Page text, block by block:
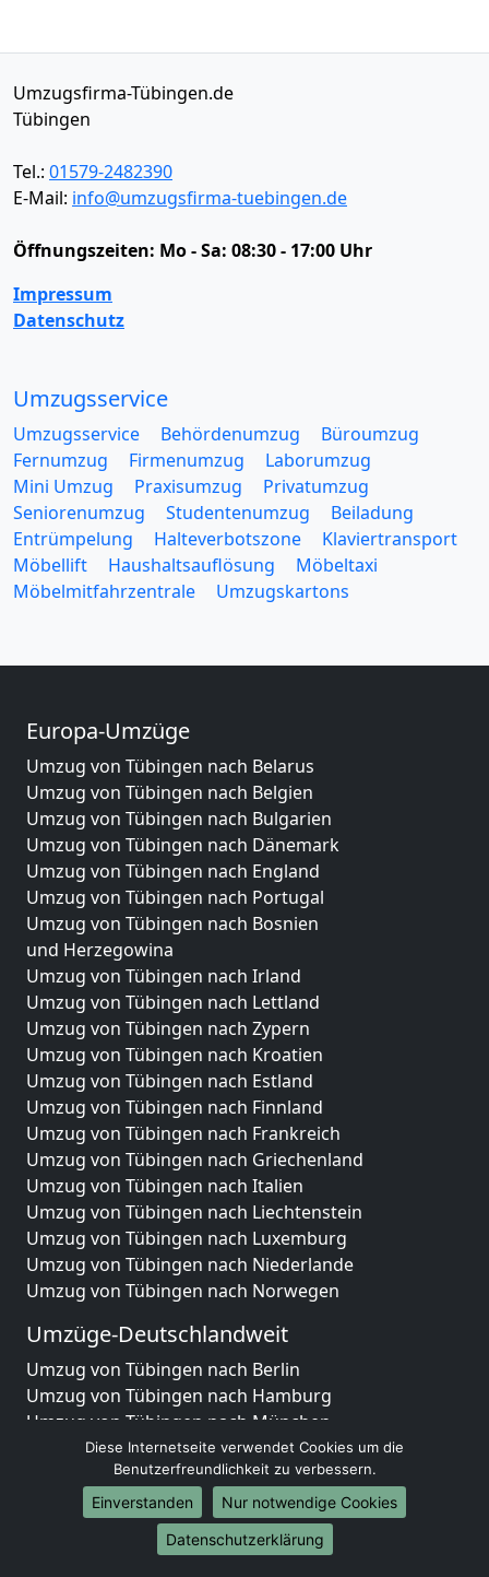
Umzugsfirma-Tübingen.de
Tübingen
Tel.: 01579-2482390
E-Mail: info@umzugsfirma-tuebingen.de
Öffnungszeiten: Mo - Sa: 08:30 - 17:00 Uhr
Impressum
Datenschutz
Umzugsservice
Umzugsservice Behördenumzug
Büroumzug
Fernumzug
Firmenumzug
Laborumzug
Mini Umzug
Praxisumzug
Privatumzug
Seniorenumzug
Studentenumzug
Beiladung
Entrümpelung
Halteverbotszone
Klaviertransport
Möbellift
Haushaltsauflösung
Möbeltaxi
Möbelmitfahrzentrale
Umzugskartons
Europa-Umzüge
Umzug von Tübingen nach Belarus
Umzug von Tübingen nach Belgien
Umzug von Tübingen nach Bulgarien
Umzug von Tübingen nach Dänemark
Umzug von Tübingen nach England
Umzug von Tübingen nach Portugal
Umzug von Tübingen nach Bosnien
und Herzegowina
Umzug von Tübingen nach Irland
Umzug von Tübingen nach Lettland
Umzug von Tübingen nach Zypern
Umzug von Tübingen nach Kroatien
Umzug von Tübingen nach Estland
Umzug von Tübingen nach Finnland
Umzug von Tübingen nach Frankreich
Umzug von Tübingen nach Griechenland
Umzug von Tübingen nach Italien
Umzug von Tübingen nach Liechtenstein
Umzug von Tübingen nach Luxemburg
Umzug von Tübingen nach Niederlande
Umzug von Tübingen nach Norwegen
Umzüge-Deutschlandweit
Umzug von Tübingen nach Berlin
Umzug von Tübingen nach Hamburg
Umzug von Tübingen nach München
Umzug von Tübingen nach Köln
Umzug von Tübingen nach Frankfurt am Main
Umzug von Tübingen nach Stuttgart
Umzug von Tübingen nach Düsseldorf
Umzug von Tübingen nach Leipzig
Diese Internetseite verwendet Cookies um die
Benutzerfreundlichkeit zu verbessern.
Einverstanden
Nur notwendige Cookies
Datenschutzerklärung